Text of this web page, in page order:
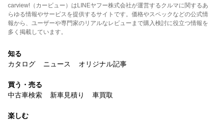
carview!（カービュー）はLINEヤフー株式会社が運営するクルマに関するあ
らゆる情報やサービスを提供するサイトです。価格やスペックなどの公式情
報から、ユーザーや専門家のリアルなレビューまで購入検討に役立つ情報を
多く掲載しています。
知る
カタログ
ニュース オリジナル記事
買う・売る
中古車検索
新車見積り 車買取
楽しむ